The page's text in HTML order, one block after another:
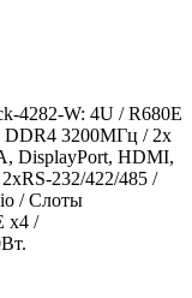
4282-W: 4U / R680E
DDR4 3200МГц / 2x
DisplayPort, HDMI,
232/422/485 /
/ Слоты
x4 /